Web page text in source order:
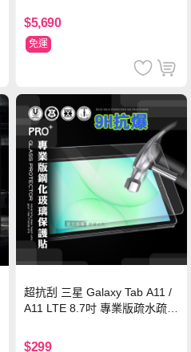
$5,690
免運
超抗刮 三星 Galaxy Tab A11 /
A11 LTE 8.7吋 專業版疏水疏油
$299